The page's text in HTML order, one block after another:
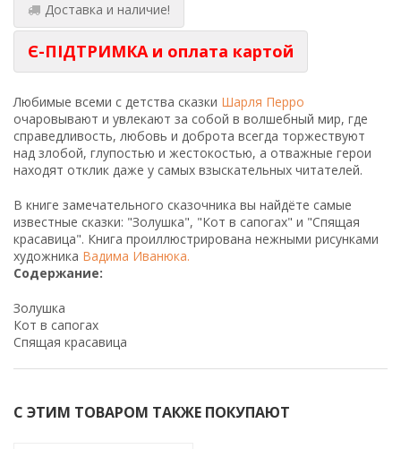
Доставка и наличие!
Є-ПІДТРИМКА и оплата картой
Любимые всеми с детства сказки Шарля Перро
очаровывают и увлекают за собой в волшебный мир, где
справедливость, любовь и доброта всегда торжествуют
над злобой, глупостью и жестокостью, а отважные герои
находят отклик даже у самых взыскательных читателей.
В книге замечательного сказочника вы найдёте самые
известные сказки: "Золушка", "Кот в сапогах" и "Спящая
красавица". Книга проиллюстрирована нежными рисунками
художника Вадима Иванюка.
Содержание:
Золушка
Кот в сапогах
Спящая красавица
С ЭТИМ ТОВАРОМ ТАКЖЕ ПОКУПАЮТ